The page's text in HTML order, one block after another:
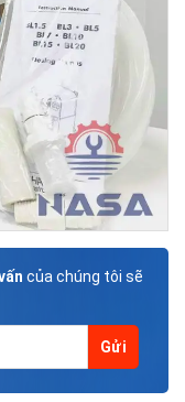
của chúng tôi sẽ